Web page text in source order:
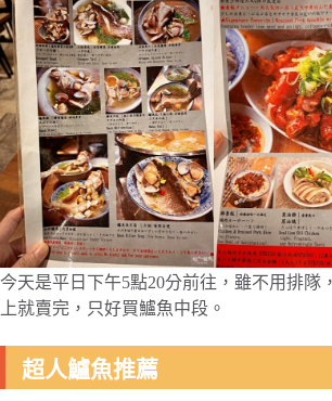
今天是平日下午5點20分前往，雖不用排隊
上就賣完，只好買鱸魚中段。
超人鱸魚推薦